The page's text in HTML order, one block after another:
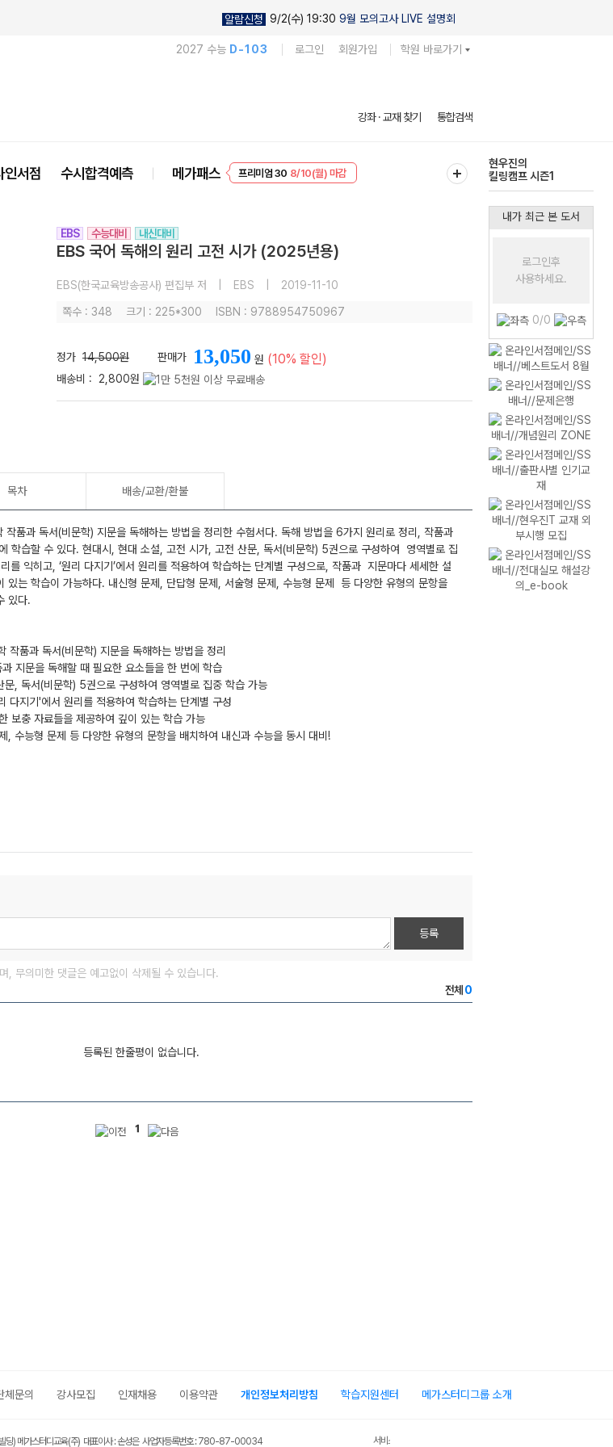
알람신청 9/2(수) 19:30 9월 모의고사 LIVE 설명회
2027 수능 D-103 로그인 회원가입 학원 바로가기
가스터디
강좌 · 교재 찾기 통합검색
인서점 수시합격예측 메가패스
프리미엄 30 8/10(월) 마감
현우진의
킬링캠프 시즌1
EBS 수능대비 내신대비
EBS 국어 독해의 원리 고전 시가 (2025년용)
EBS(한국교육방송공사) 편집부 저 EBS 2019-11-10
쪽수 : 348 크기 : 225*300 ISBN : 9788954750967
정가 14,500원 판매가 13,050 원 (10% 할인)
배송비 : 2,800원
목차 배송/교환/환불
품과 독서(비문학) 지문을 독해하는 방법을 정리한 수험서다. 독해 방법을 6가지 원리로 정리, 작품과
학습할 수 있다. 현대시, 현대 소설, 고전 시가, 고전 산문, 독서(비문학) 5권으로 구성하여 영역별로 집
를 익히고, ‘원리 다지기’에서 원리를 적용하여 학습하는 단계별 구성으로, 작품과 지문마다 세세한 설
있는 학습이 가능하다. 내신형 문제, 단답형 문제, 서술형 문제, 수능형 문제 등 다양한 유형의 문항을
있다.
품과 독서(비문학) 지문을 독해하는 방법을 정리
지문을 독해할 때 필요한 요소들을 한 번에 학습
, 독서(비문학) 5권으로 구성하여 영역별로 집중 학습 가능
지기'에서 원리를 적용하여 학습하는 단계별 구성
보충 자료들을 제공하여 깊이 있는 학습 가능
수능형 문제 등 다양한 유형의 문항을 배치하여 내신과 수능을 동시 대비!
등록
무의미한 댓글은 예고없이 삭제될 수 있습니다.
전체 0
등록된 한줄평이 없습니다.
1
내가 최근 본 도서
로그인후
사용하세요.
0/0
체문의 강사모집 인재채용 이용약관 개인정보처리방침 학습지원센터 메가스터디그룹 소개
딩) 메가스터디교육(주) 대표이사 : 손성은 사업자등록번호 : 780-87-00034 서비스 가입사실 확인